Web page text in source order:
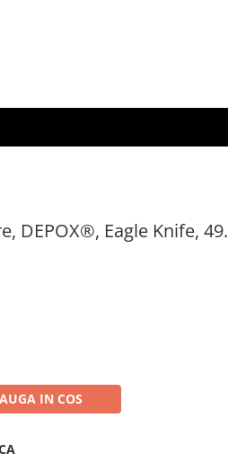
DEPOX®, Eagle Knife,
IN COS